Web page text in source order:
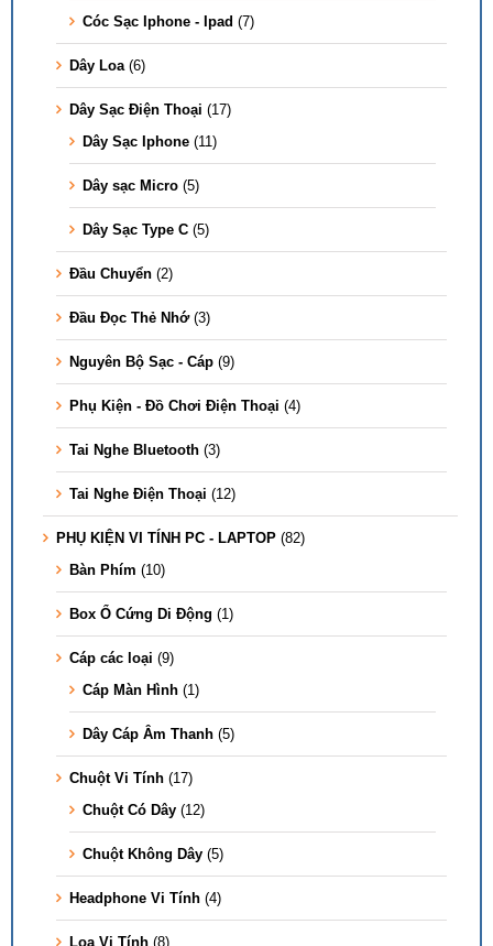
Cóc Sạc Iphone - Ipad (7)
Dây Loa (6)
Dây Sạc Điện Thoại (17)
Dây Sạc Iphone (11)
Dây sạc Micro (5)
Dây Sạc Type C (5)
Đầu Chuyển (2)
Đầu Đọc Thẻ Nhớ (3)
Nguyên Bộ Sạc - Cáp (9)
Phụ Kiện - Đồ Chơi Điện Thoại (4)
Tai Nghe Bluetooth (3)
Tai Nghe Điện Thoại (12)
PHỤ KIỆN VI TÍNH PC - LAPTOP (82)
Bàn Phím (10)
Box Ổ Cứng Di Động (1)
Cáp các loại (9)
Cáp Màn Hình (1)
Dây Cáp Âm Thanh (5)
Chuột Vi Tính (17)
Chuột Có Dây (12)
Chuột Không Dây (5)
Headphone Vi Tính (4)
Loa Vi Tính (8)